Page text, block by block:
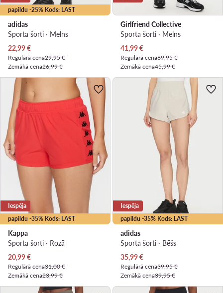
papildu -25% Kods: LAST
adidas
Sporta šorti · Melns
Pašreizējā cena
22,99€
Regulārā cena29,95 €
Zemākā cena26,99 €
Girlfriend Collective
Sporta šorti · Melns
Pašreizējā cena
41,99€
Regulārā cena69,95 €
Zemākā cena45,99 €
papildu -35% Kods: LAST
Iespēja
Kappa
Sporta šorti · Rozā
Pašreizējā cena
20,99€
Regulārā cena31,00 €
Zemākā cena23,99 €
papildu -35% Kods: LAST
Iespēja
adidas
Sporta šorti · Bēšs
Pašreizējā cena
35,99€
Regulārā cena39,95 €
Zemākā cena39,95 €